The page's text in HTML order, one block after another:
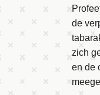
de
zich
en de